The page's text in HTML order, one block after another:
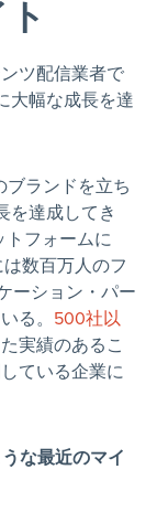
ツ配信業者で
大幅な成長を達
ランドを立ち
を達成してき
トフォームに
数百万人のフ
ーション・パー
る。 500社以
実績のあるこ
ている企業に
な最近のマイ